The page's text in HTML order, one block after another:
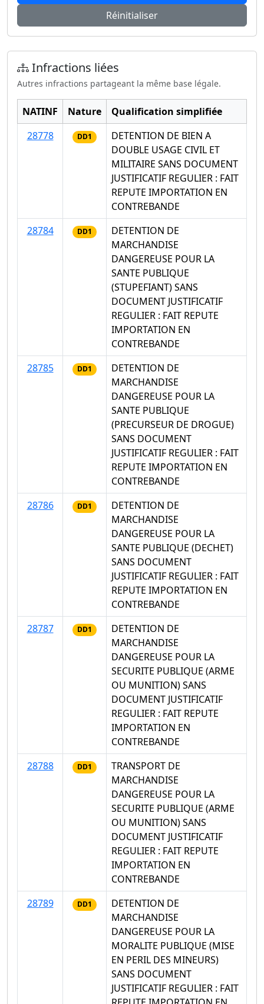
Réinitialiser
Infractions liées
Autres infractions partageant la même base légale.
NATINF Nature
Qualification simplifiée
28778
DD1
DETENTION DE BIEN A
DOUBLE USAGE CIVIL ET
MILITAIRE SANS DOCUMENT
JUSTIFICATIF REGULIER : FAIT
REPUTE IMPORTATION EN
CONTREBANDE
28784
DD1
DETENTION DE
MARCHANDISE
DANGEREUSE POUR LA
SANTE PUBLIQUE
(STUPEFIANT) SANS
DOCUMENT JUSTIFICATIF
REGULIER : FAIT REPUTE
IMPORTATION EN
CONTREBANDE
28785
DD1
DETENTION DE
MARCHANDISE
DANGEREUSE POUR LA
SANTE PUBLIQUE
(PRECURSEUR DE DROGUE)
SANS DOCUMENT
JUSTIFICATIF REGULIER : FAIT
REPUTE IMPORTATION EN
CONTREBANDE
28786
DD1
DETENTION DE
MARCHANDISE
DANGEREUSE POUR LA
SANTE PUBLIQUE (DECHET)
SANS DOCUMENT
JUSTIFICATIF REGULIER : FAIT
REPUTE IMPORTATION EN
CONTREBANDE
28787
DD1
DETENTION DE
MARCHANDISE
DANGEREUSE POUR LA
SECURITE PUBLIQUE (ARME
OU MUNITION) SANS
DOCUMENT JUSTIFICATIF
REGULIER : FAIT REPUTE
IMPORTATION EN
CONTREBANDE
28788
DD1
TRANSPORT DE
MARCHANDISE
DANGEREUSE POUR LA
SECURITE PUBLIQUE (ARME
OU MUNITION) SANS
DOCUMENT JUSTIFICATIF
REGULIER : FAIT REPUTE
IMPORTATION EN
CONTREBANDE
28789
DD1
DETENTION DE
MARCHANDISE
DANGEREUSE POUR LA
MORALITE PUBLIQUE (MISE
EN PERIL DES MINEURS)
SANS DOCUMENT
JUSTIFICATIF REGULIER : FAIT